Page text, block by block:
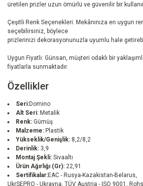
üretilen prizler uzun ömürlü ve güvenilir bir
Çeşitli Renk Seçenekleri: Mekânınıza en uygun
seçebilirsiniz, böylece
prizlerinizi dekorasyonunuzla uyumlu hale
Uygun Fiyatlı: Günsan, müşteri odaklı bir
fiyatlarla sunmaktadır.
Özellikler
Seri:Domino
Alt Seri: Metalik
Renk: Gümüş
Malzeme: Plastik
Yükseklik/Genişlik: 8,2/8,2
Derinlik: 3,9
Montaj Şekli: Sıvaaltı
Ürün Ağırlığı (Gr): 22,91
Sertifikalar:EAC - Rusya-Kazakistan-Belarus,
UkrSEPRO - Ukrayna, TÜV Austria - ISO 9001,